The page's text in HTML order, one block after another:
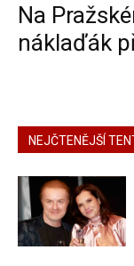
Na
náklaďák
NEJČTENĚJŠÍ